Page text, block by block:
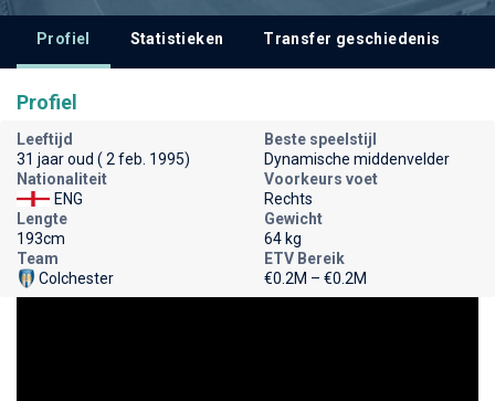
Profiel Statistieken Transfer geschiedenis
Profiel
Leeftijd
31 jaar oud ( 2 feb. 1995)
Beste speelstijl
Dynamische middenvelder
Nationaliteit
ENG
Voorkeurs voet
Rechts
Lengte
193cm
Gewicht
64 kg
Team
Colchester
ETV Bereik
€0.2M – €0.2M